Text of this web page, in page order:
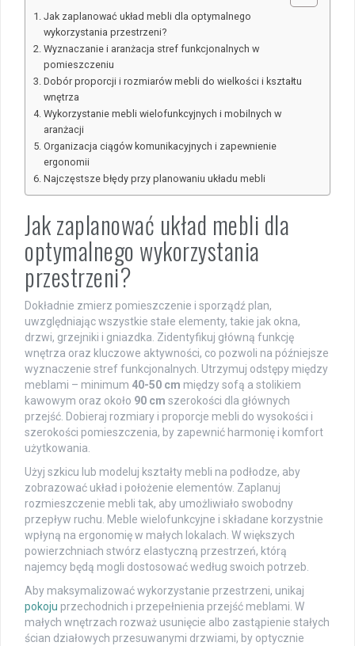
Jak zaplanować układ mebli dla optymalnego
wykorzystania przestrzeni?
Wyznaczanie i aranżacja stref funkcjonalnych w
pomieszczeniu
Dobór proporcji i rozmiarów mebli do wielkości i kształtu
wnętrza
Wykorzystanie mebli wielofunkcyjnych i mobilnych w
aranżacji
Organizacja ciągów komunikacyjnych i zapewnienie
ergonomii
Najczęstsze błędy przy planowaniu układu mebli
Jak zaplanować układ mebli dla
optymalnego wykorzystania
przestrzeni?
Dokładnie zmierz pomieszczenie i sporządź plan,
uwzględniając wszystkie stałe elementy, takie jak okna,
drzwi, grzejniki i gniazdka. Zidentyfikuj główną funkcję
wnętrza oraz kluczowe aktywności, co pozwoli na późniejsze
wyznaczenie stref funkcjonalnych. Utrzymuj odstępy między
meblami – minimum 40-50 cm między sofą a stolikiem
kawowym oraz około 90 cm szerokości dla głównych
przejść. Dobieraj rozmiary i proporcje mebli do wysokości i
szerokości pomieszczenia, by zapewnić harmonię i komfort
użytkowania.
Użyj szkicu lub modeluj kształty mebli na podłodze, aby
zobrazować układ i położenie elementów. Zaplanuj
rozmieszczenie mebli tak, aby umożliwiało swobodny
przepływ ruchu. Meble wielofunkcyjne i składane korzystnie
wpłyną na ergonomię w małych lokalach. W większych
powierzchniach stwórz elastyczną przestrzeń, którą
najemcy będą mogli dostosować według swoich potrzeb.
Aby maksymalizować wykorzystanie przestrzeni, unikaj
pokoju przechodnich i przepełnienia przejść meblami. W
małych wnętrzach rozważ usunięcie albo zastąpienie stałych
ścian działowych przesuwanymi drzwiami, by optycznie